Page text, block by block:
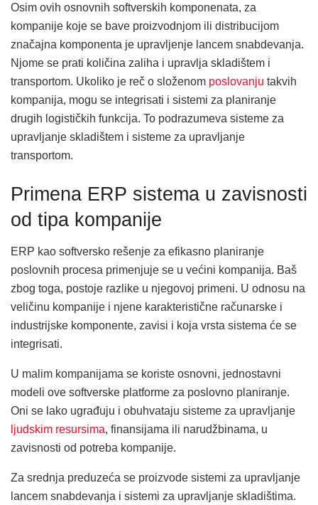
Osim ovih osnovnih softverskih komponenata, za
kompanije koje se bave proizvodnjom ili distribucijom
značajna komponenta je upravljenje lancem snabdevanja.
Njome se prati količina zaliha i upravlja skladištem i
transportom. Ukoliko je reč o složenom poslovanju takvih
kompanija, mogu se integrisati i sistemi za planiranje
drugih logističkih funkcija. To podrazumeva sisteme za
upravljanje skladištem i sisteme za upravljanje
transportom.
Primena ERP sistema u zavisnosti
od tipa kompanije
ERP kao softversko rešenje za efikasno planiranje
poslovnih procesa primenjuje se u većini kompanija. Baš
zbog toga, postoje razlike u njegovoj primeni. U odnosu na
veličinu kompanije i njene karakteristične računarske i
industrijske komponente, zavisi i koja vrsta sistema će se
integrisati.
U malim kompanijama se koriste osnovni, jednostavni
modeli ove softverske platforme za poslovno planiranje.
Oni se lako ugrađuju i obuhvataju sisteme za upravljanje
ljudskim resursima, finansijama ili narudžbinama, u
zavisnosti od potreba kompanije.
Za srednja preduzeća se proizvode sistemi za upravljanje
lancem snabdevanja i sistemi za upravljanje skladištima.